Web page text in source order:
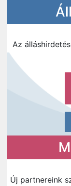
Az
Új partnereink